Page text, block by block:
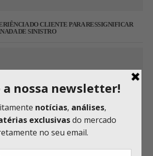
DO CLIENTE PARA RESSIGNIFICAR
DE SINISTRO